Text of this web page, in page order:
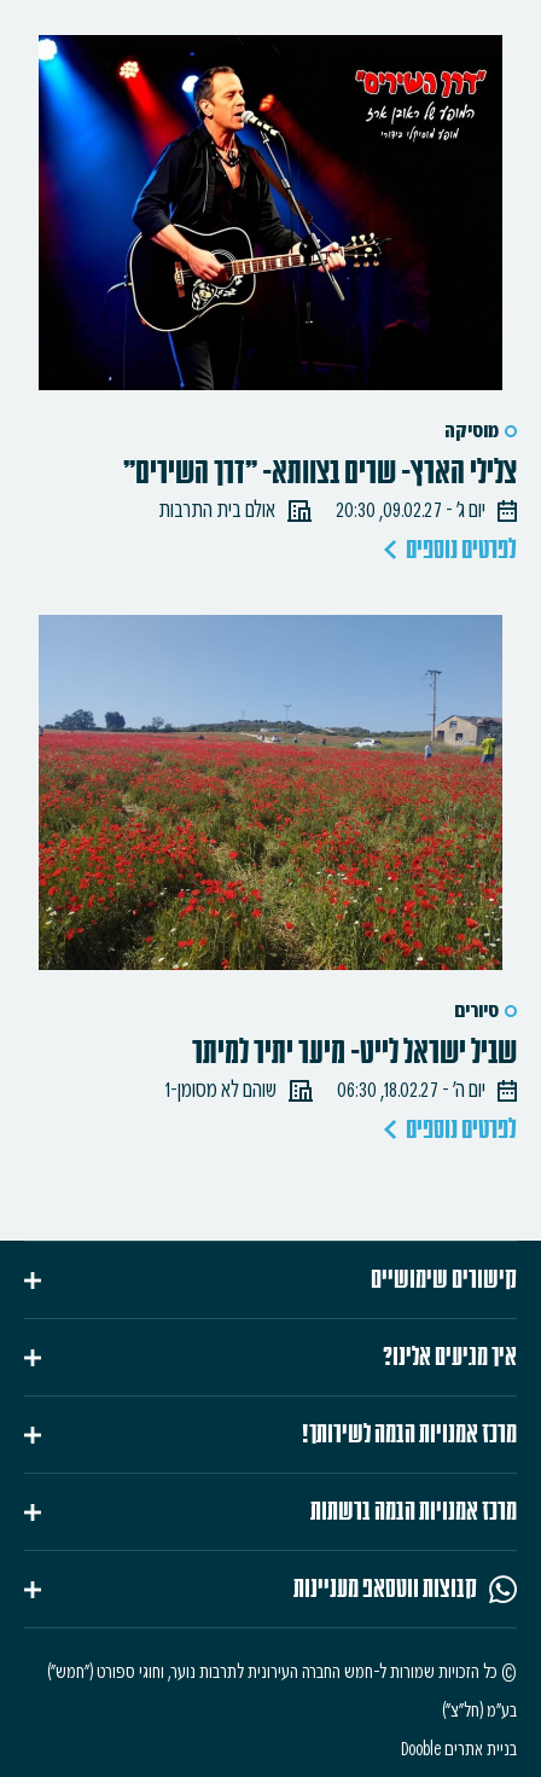
מוסיקה
צלילי הארץ- שרים בצוותא- "דרך השירים"
יום ג׳ - 09.02.27, 20:30 אולם בית התרבות
לפרטים נוספים
סיורים
שביל ישראל לייט- מיער יתיר למיתר
יום ה׳ - 18.02.27, 06:30 שוהם לא מסומן-1
לפרטים נוספים
קישורים שימושיים
איך מגיעים אלינו?
מרכז אמנויות הבמה לשירותך!
מרכז אמנויות הבמה ברשתות
קבוצות ווטסאפ מעניינות
© כל הזכויות שמורות ל-חמש החברה העירונית לתרבות נוער, וחוגי ספורט ("חמש")
בע"מ (חל"צ")
בניית אתרים Dooble